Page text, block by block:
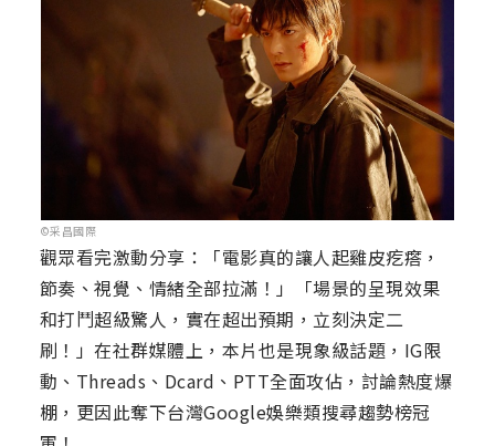
©采昌國際
觀眾看完激動分享：「電影真的讓人起雞皮疙瘩，
節奏、視覺、情緒全部拉滿！」「場景的呈現效果
和打鬥超級驚人，實在超出預期，立刻決定二
刷！」在社群媒體上，本片也是現象級話題，IG限
動、Threads、Dcard、PTT全面攻佔，討論熱度爆
棚，更因此奪下台灣Google娛樂類搜尋趨勢榜冠